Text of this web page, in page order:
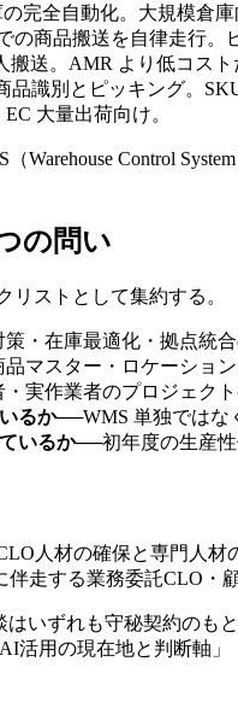
完全自動化。大規模倉
の商品搬送を自律走行。
搬送。AMR より低コスト
品識別とピッキング。
大量出荷向け。
Warehouse Control
の問い
ストとして集約する。
・在庫最適化・拠点統合
品マスター・ロケーショ
実作業者のプロジェクト
るか──WMS 単独ではな
いるか──初年度の生産
人材の確保と専門人
走する業務委託CLO
いずれも守秘契約のも
活用の現在地と判断軸」